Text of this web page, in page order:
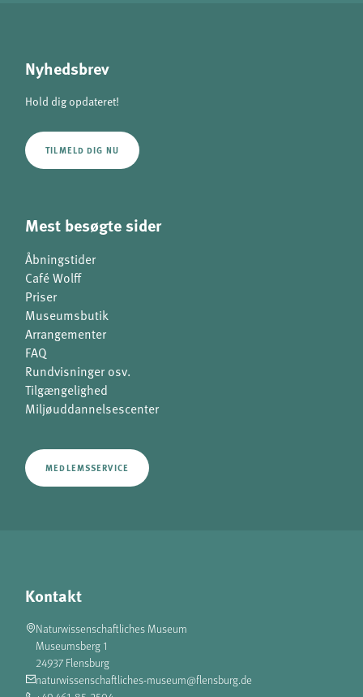
Nyhedsbrev
Hold dig opdateret!
TILMELD DIG NU
Mest besøgte sider
Åbningstider
Café Wolff
Priser
Museumsbutik
Arrangementer
FAQ
Rundvisninger osv.
Tilgængelighed
Miljøuddannelsescenter
MEDLEMSSERVICE
Kontakt
Naturwissenschaftliches Museum
Museumsberg 1
24937 Flensburg
naturwissenschaftliches-museum@flensburg.de